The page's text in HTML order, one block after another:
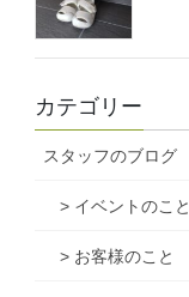
カテゴリー
スタッフのブログ
> イベントのこと
> お客様のこと